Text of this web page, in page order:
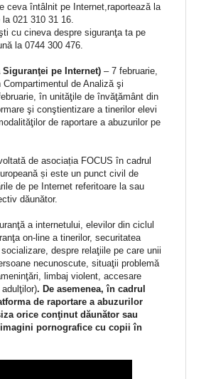
ceva întâlnit pe Internet,raportează la
021 310 31 16.
cu cineva despre siguranţa ta pe
la 0744 300 476.
pe Internet) – 7 februarie,
de Analiză şi
în unităţile de învăţământ din
şi conştientizare a tinerilor elevi
de raportare a abuzurilor pe
de asociația FOCUS în cadrul
și este un punct civil de
de pe Internet referitoare la sau
dăunător.
a internetului, elevilor din ciclul
on-line a tinerilor, securitatea
despre relaţiile pe care unii
necunoscute, situaţii problemă
limbaj violent, accesare
. De asemenea, în cadrul
de raportare a abuzurilor
orice conţinut dăunător sau
pornografice cu copii în